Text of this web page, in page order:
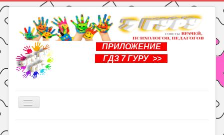
ПРИЛОЖЕНИЕ
ГДЗ 7 ГУРУ >>
Включить/